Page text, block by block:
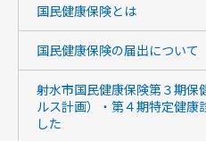
国民健康保険とは
国民健康保険の届出について
射水市国民健康保険第３期保
ルス計画）・第４期特定健康
した